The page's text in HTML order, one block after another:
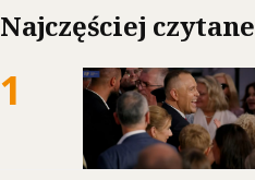
Najczęściej czytane
1